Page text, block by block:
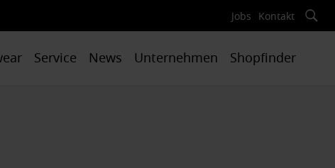
Jobs Kontakt
Service News Unternehmen Shopfinder